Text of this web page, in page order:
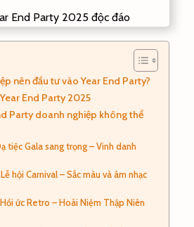
End Party 2025 độc đáo
nên đầu tư vào Year End Party?
End Party 2025
Party doanh nghiệp không thể
tiệc Gala sang trọng – Vinh danh
hội Carnival – Sắc màu và âm nhạc
ức Retro – Hoài Niệm Thập Niên